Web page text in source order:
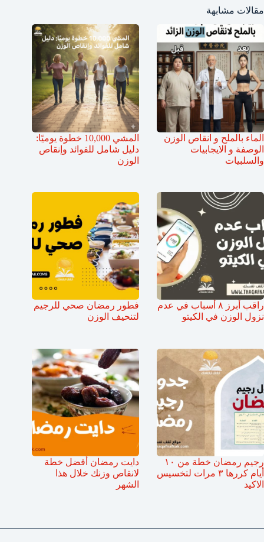
مقالات مشابهة
الماء بالملح و انقاص الوزن
الوصفة و الايجابيات
والسلبيات
المشي 10,000 خطوة يوميًا:
دليل شامل للفوائد وإنقاص
الوزن
راقب أبرز ٨ أسباب في عدم
نزول الوزن في الكيتو
فطور رمضان صحي للرجيم
لتنحيف الوزن
رجيم رمضان خطة من ١٠
أيام كررها ٣ مرات لتخسيس
الاكيد
دايت رمضان أفضل خطة
لانقاص وزنك خلال هذا
الشهر